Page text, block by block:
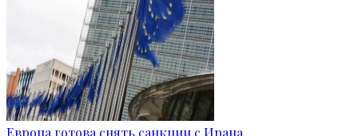
Европа готова снять санкции с Ирана